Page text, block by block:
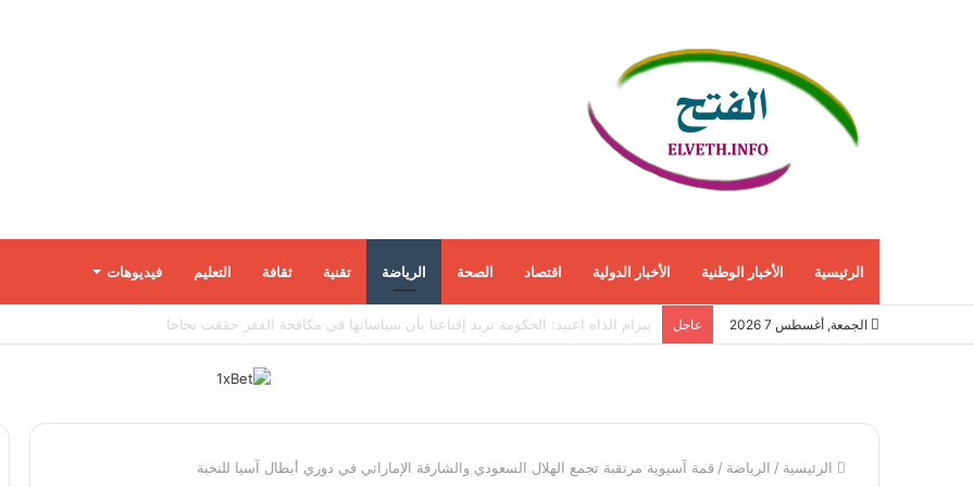
الرئيسية الأخبار الوطنية الأخبار الدولية اقتصاد الصحة الرياضة تقنية ثقافة التعليم فيديوهات
الجمعة, أغسطس 7 2026 عاجل الاقتصاد الأمريكي ينمو 1.5% في الربع الثاني مع استمرار قوة الطلب المحلي
الرئيسية / الرياضة / قمة آسيوية مرتقبة تجمع الهلال السعودي والشارقة الإماراتي في دوري أبطال آسيا للنخبة